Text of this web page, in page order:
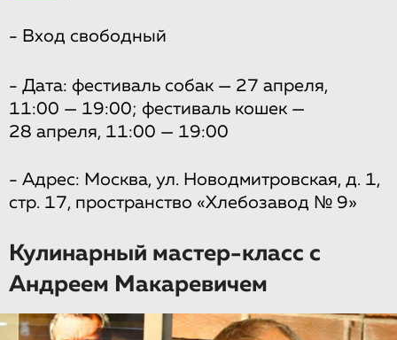
- Вход свободный
- Дата: фестиваль собак — 27 апреля,
11:00 — 19:00; фестиваль кошек —
28 апреля, 11:00 — 19:00
- Адрес: Москва, ул. Новодмитровская, д. 1,
стр. 17, пространство «Хлебозавод № 9»
Кулинарный мастер-класс с
Андреем Макаревичем